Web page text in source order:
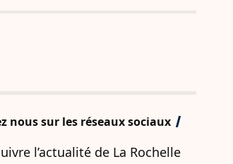
nous sur les réseaux sociaux
l’actualité de La Rochelle